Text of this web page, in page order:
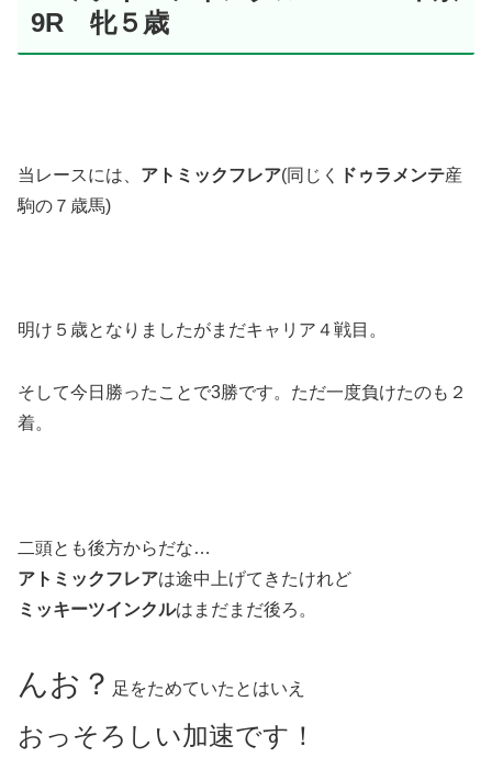
9R 牝５歳
当レースには、 アトミックフレア(同じく ドゥラメンテ産
駒の７歳馬)
明け５歳となりましたがまだキャリア４戦目。
そして今日勝ったことで3勝です。ただ一度負けたのも２
着。
二頭とも後方からだな…
アトミックフレアは途中上げてきたけれど
ミッキーツインクルはまだまだ後ろ。
んお？ 足をためていたとはいえ
おっそろしい加速です！